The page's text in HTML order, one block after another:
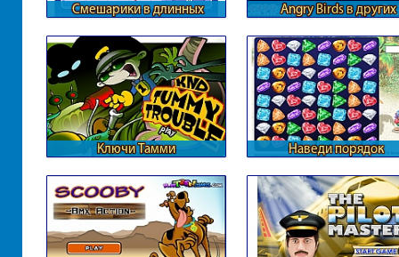
Смешарики в длинных
Angry Birds в других
Ключи Тамми Наведи порядок